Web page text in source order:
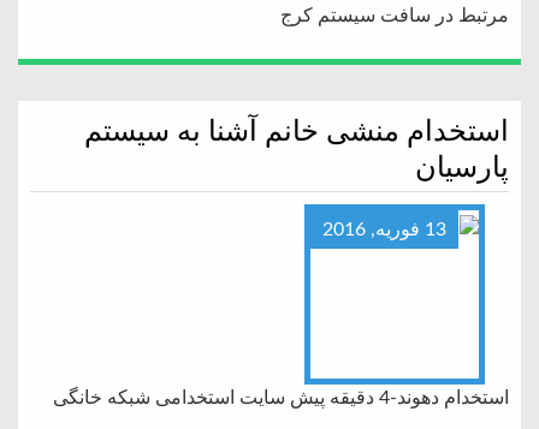
مرتبط در سافت سیستم کرج
استخدام منشی خانم آشنا به سیستم
پارسیان
13 فوریه, 2016
استخدام دهوند-4 دقیقه پیش سایت استخدامی شبکه خانگی